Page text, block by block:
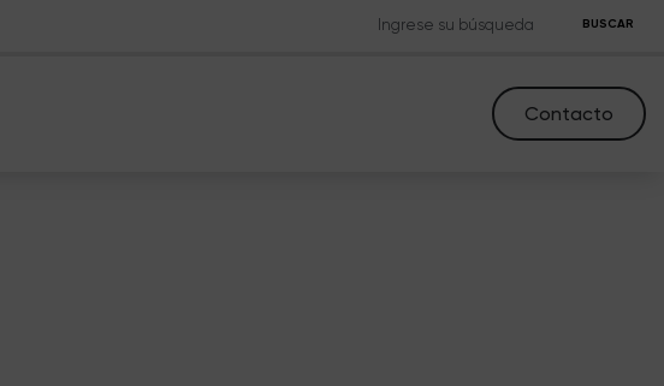
BUSCAR
Contacto